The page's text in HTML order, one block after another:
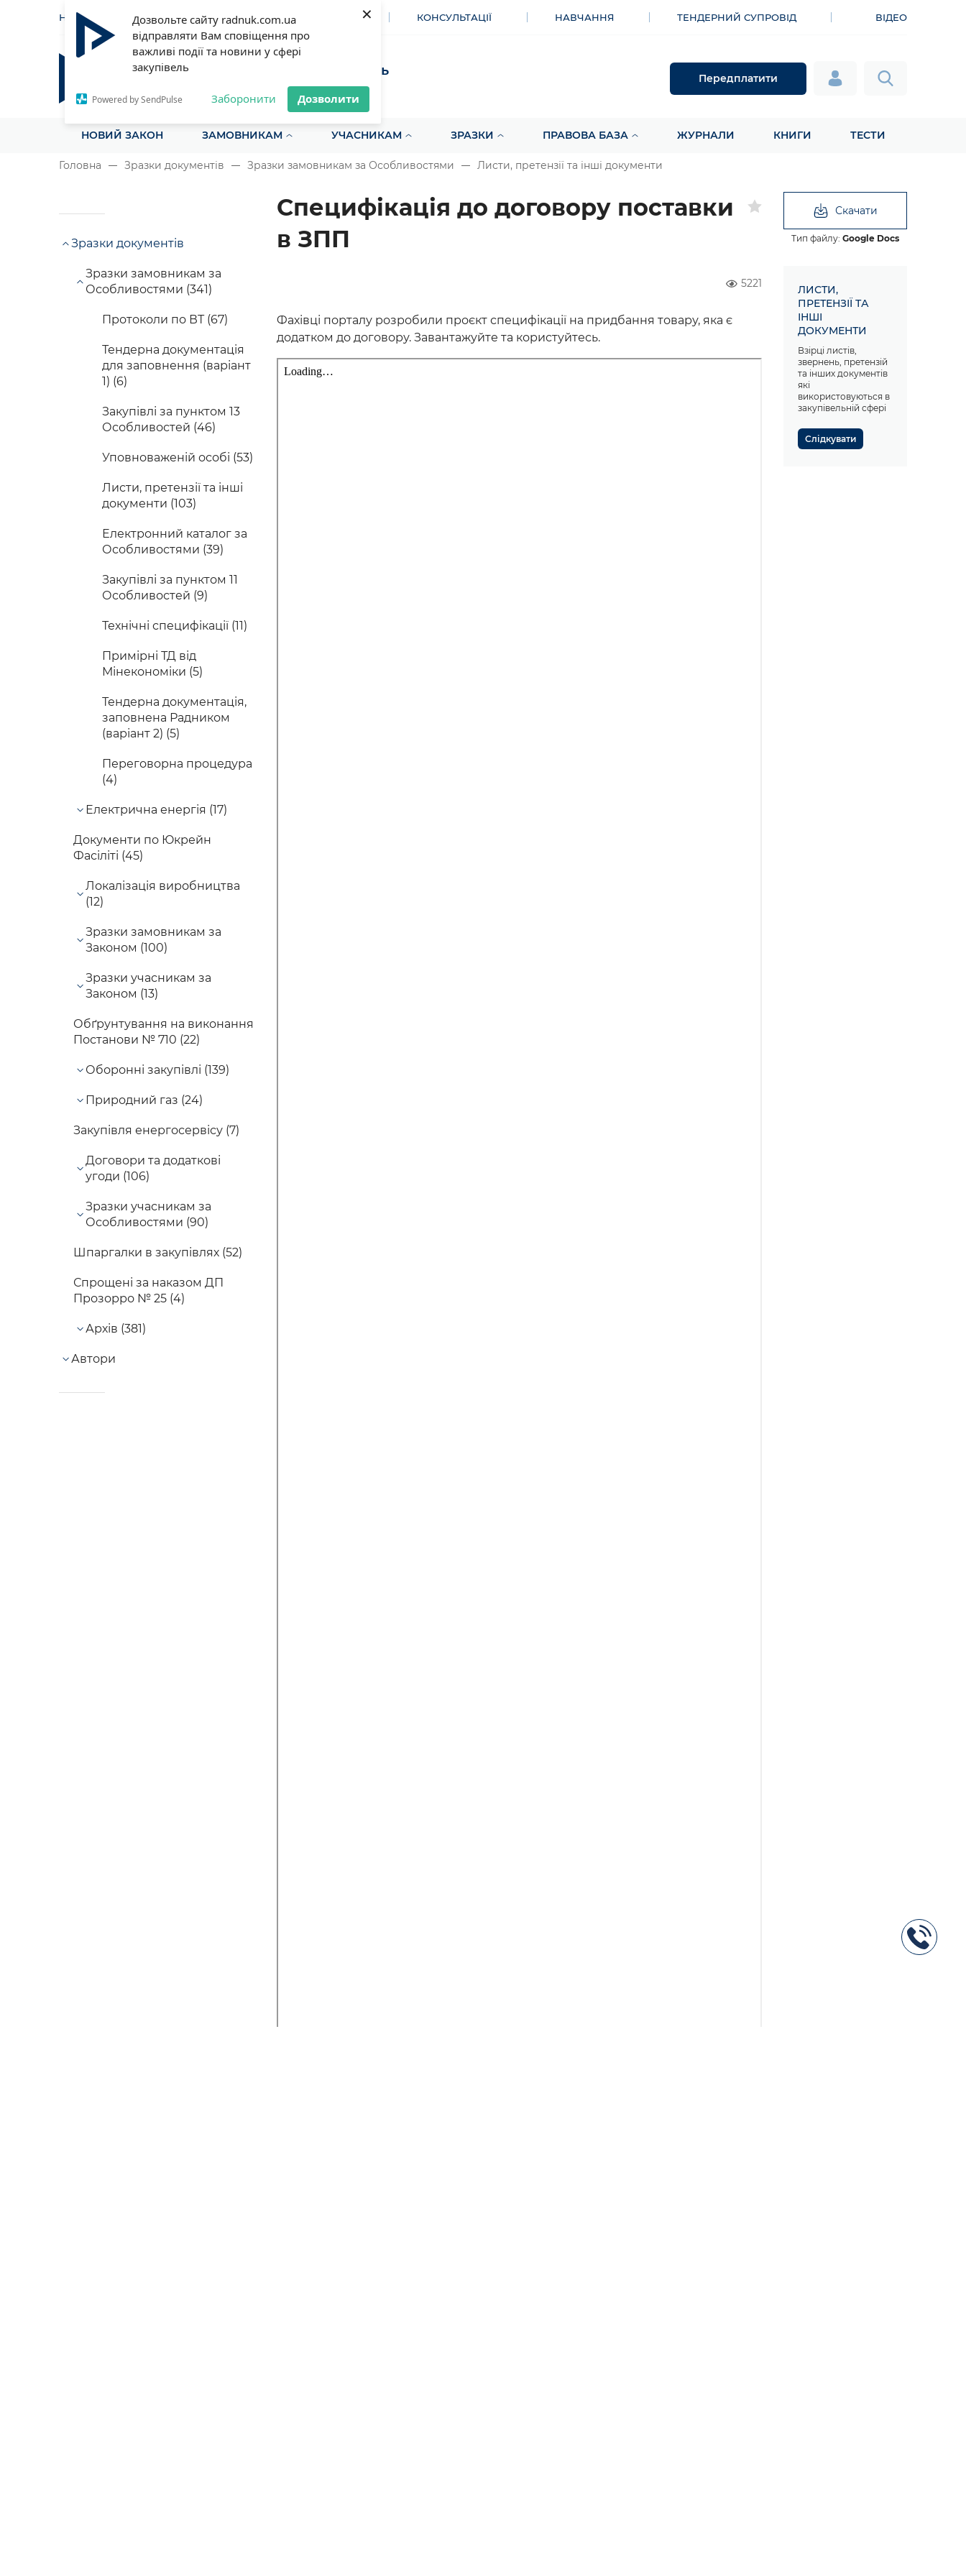
Дозвольте сайту radnuk.com.ua
відправляти Вам сповіщення про
важливі події та новини у сфері
закупівель
Powered by SendPulse Заборонити Дозволити
×
НОВИНИ СТАТТІ ІНСТРУМЕНТИ КОНСУЛЬТАЦІЇ НАВЧАННЯ ТЕНДЕРНИЙ СУПРОВІД ВІДЕО
Радник у сфері публічних закупівель
Все для закупівель на одному порталі
Передплатити
НОВИЙ ЗАКОН ЗАМОВНИКАМ УЧАСНИКАМ ЗРАЗКИ ПРАВОВА БАЗА ЖУРНАЛИ КНИГИ ТЕСТИ
Головна Зразки документів Зразки замовникам за Особливостями Листи, претензії та інші документи
Зразки документів
Зразки замовникам за
Особливостями (341)
Протоколи по ВТ (67)
Тендерна документація
для заповнення (варіант
1) (6)
Закупівлі за пунктом 13
Особливостей (46)
Уповноваженій особі (53)
Листи, претензії та інші
документи (103)
Електронний каталог за
Особливостями (39)
Закупівлі за пунктом 11
Особливостей (9)
Технічні специфікації (11)
Примірні ТД від
Мінекономіки (5)
Тендерна документація,
заповнена Радником
(варіант 2) (5)
Переговорна процедура
(4)
Електрична енергія (17)
Документи по Юкрейн
Фасіліті (45)
Локалізація виробництва
(12)
Зразки замовникам за
Законом (100)
Зразки учасникам за
Законом (13)
Обґрунтування на виконання
Постанови № 710 (22)
Оборонні закупівлі (139)
Природний газ (24)
Закупівля енергосервісу (7)
Договори та додаткові
угоди (106)
Зразки учасникам за
Особливостями (90)
Шпаргалки в закупівлях (52)
Спрощені за наказом ДП
Прозорро № 25 (4)
Архів (381)
Автори
Специфікація до договору поставки
в ЗПП
5221
Фахівці порталу розробили проєкт специфікації на придбання товару, яка є
додатком до договору. Завантажуйте та користуйтесь.
Скачати
Тип файлу:Google Docs
ЛИСТИ,
ПРЕТЕНЗІЇ ТА
ІНШІ
ДОКУМЕНТИ
Взірці листів,
звернень, претензій
та інших документів
які
використовуються в
закупівельній сфері
Слідкувати